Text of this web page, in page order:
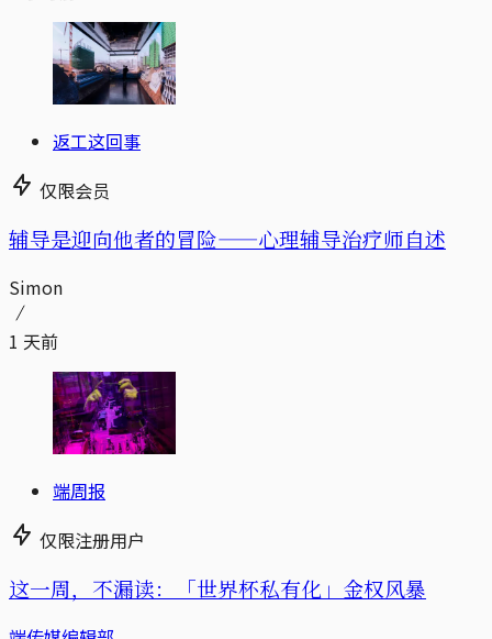
返工这回事
仅限会员
辅导是迎向他者的冒险——心理辅导治疗师自述
Simon
1 天前
端周报
仅限注册用户
这一周，不漏读：「世界杯私有化」金权风暴